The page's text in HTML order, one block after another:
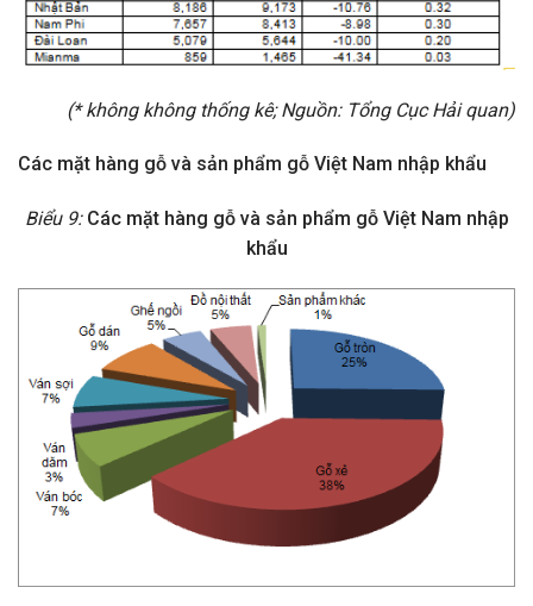
(* không không thống kê; Nguồn: Tổng Cục Hải quan)
Các mặt hàng gỗ và sản phẩm gỗ Việt Nam nhập khẩu
Biểu 9: Các mặt hàng gỗ và sản phẩm gỗ Việt Nam nhập
khẩu